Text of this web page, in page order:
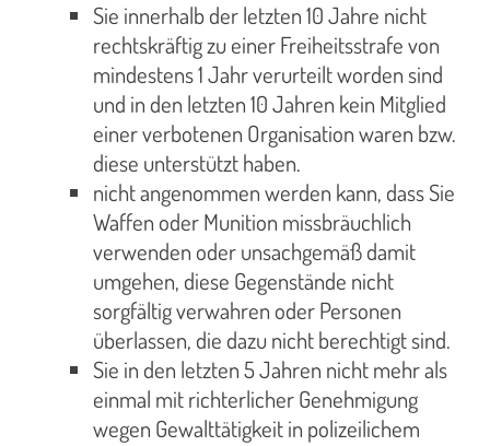
Sie innerhalb der letzten 10 Jahre nicht
rechtskräftig zu einer Freiheitsstrafe von
mindestens 1 Jahr verurteilt worden sind
und in den letzten 10 Jahren kein Mitglied
einer verbotenen Organisation waren bzw.
diese unterstützt haben.
nicht angenommen werden kann, dass Sie
Waffen oder Munition missbräuchlich
verwenden oder unsachgemäß damit
umgehen, diese Gegenstände nicht
sorgfältig verwahren oder Personen
überlassen, die dazu nicht berechtigt sind.
Sie in den letzten 5 Jahren nicht mehr als
einmal mit richterlicher Genehmigung
wegen Gewalttätigkeit in polizeilichem